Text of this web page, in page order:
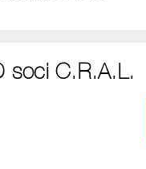
soci C.R.A.L.